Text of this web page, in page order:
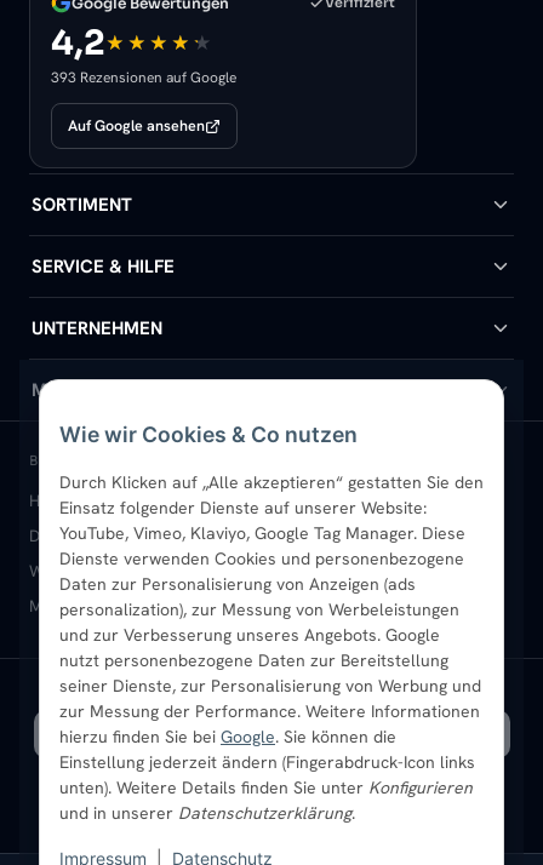
Wie wir Cookies & Co nutzen
Durch Klicken auf „Alle akzeptieren“ gestatten Sie den
Einsatz folgender Dienste auf unserer Website:
YouTube, Vimeo, Klaviyo, Google Tag Manager. Diese
Dienste verwenden Cookies und personenbezogene
Daten zur Personalisierung von Anzeigen (ads
personalization), zur Messung von Werbeleistungen
und zur Verbesserung unseres Angebots. Google
nutzt personenbezogene Daten zur Bereitstellung
seiner Dienste, zur Personalisierung von Werbung und
zur Messung der Performance. Weitere Informationen
hierzu finden Sie bei Google. Sie können die
Einstellung jederzeit ändern (Fingerabdruck-Icon links
unten). Weitere Details finden Sie unter Konfigurieren
und in unserer Datenschutzerklärung.
Impressum Datenschutz
4,2
393 Rezensionen auf Google
Auf Google ansehen
SORTIMENT
Badheizkörper
Handtuchheizkörper
Design-Heizkörper
Paneelheizkörper
Vertikal-Heizkörper
Heizkörper-Zubehör
SERVICE & HILFE
Hilfe & Kontakt
Versand & Lieferung
Rückgabe & Widerruf
Garantie & Gewährleistung
Montageservice vor Ort
Sendung verfolgen
UNTERNEHMEN
Wir über uns
Standort & Abholung Jüchen
B2B-Kunden
Karriere
Ratgeber
Bestpreisgarantie
MEIN KONTO
Anmelden / Mein Konto
Merkliste
Newsletter
Aktuelle Angebote
BELIEBTE KATEGORIEN
Heizkörper kaufenBadheizkörperHandtuchheizkörper
Design-HeizkörperPaneelheizkörperVertikal-Heizkörper
Wandheizkörper Wohnraum-Heizkörper Badheizkörper Schwarz
Mischbetrieb-HeizkörperHeizkörper-ZubehörAktuelle Angebote
VERSAND MIT